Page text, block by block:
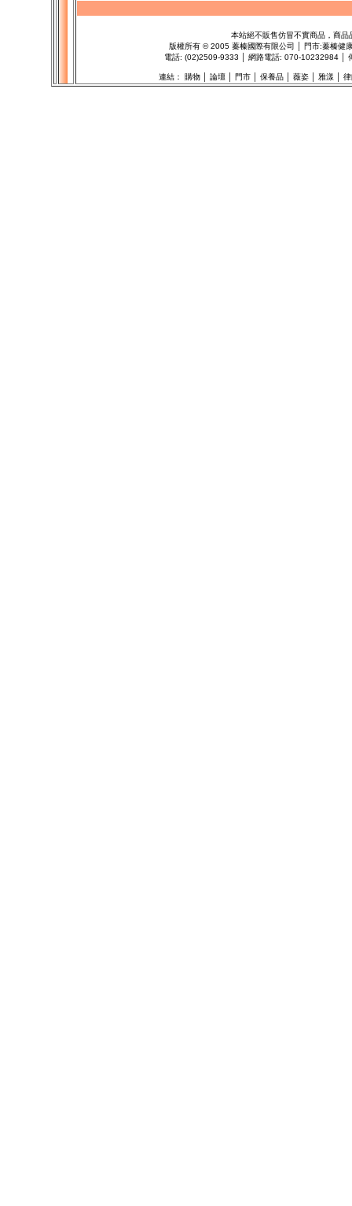
本站絕不販售仿冒不實商品，商
版權所有 ©2005 蓁榛國際有限公司 │ 門市:蓁榛健
電話: (02)2509-9333 │ 網路電話: 070-10232984 │
連結： 購物│ 論壇│ 門市│ 保養品│ 薇姿│ 雅漾